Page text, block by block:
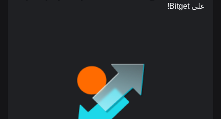
على Bitget!